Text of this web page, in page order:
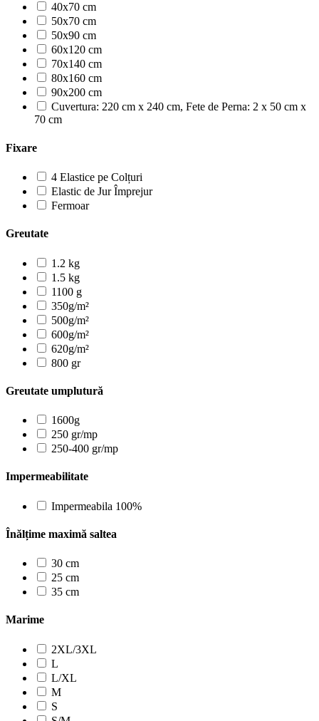
40x70 cm
50x70 cm
50x90 cm
60x120 cm
70x140 cm
80x160 cm
90x200 cm
Cuvertura: 220 cm x 240 cm, Fete de Perna: 2 x 50 cm x
70 cm
Fixare
4 Elastice pe Colțuri
Elastic de Jur Împrejur
Fermoar
Greutate
1.2 kg
1.5 kg
1100 g
350g/m²
500g/m²
600g/m²
620g/m²
800 gr
Greutate umplutură
1600g
250 gr/mp
250-400 gr/mp
Impermeabilitate
Impermeabila 100%
Înălțime maximă saltea
30 cm
25 cm
35 cm
Marime
2XL/3XL
L
L/XL
M
S